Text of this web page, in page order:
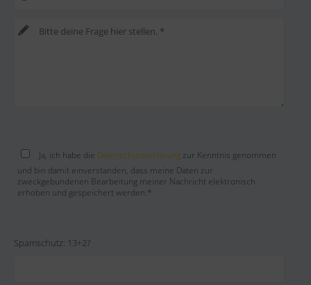
Bitte lasse dieses Feld leer.
Ja, ich habe die Datenschutzerklärung zur Kenntnis genommen
und bin damit einverstanden, dass meine Daten zur
zweckgebundenen Bearbeitung meiner Nachricht elektronisch
erhoben und gespeichert werden.*
Spamschutz: 13+2?